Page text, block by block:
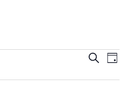
und
Suche
Tag